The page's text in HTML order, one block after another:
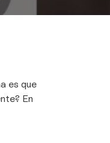
es que
En